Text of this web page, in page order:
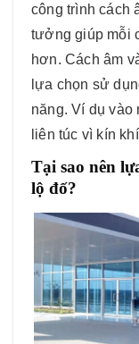
công trình cách
tưởng giúp mỗi
hơn. Cách âm
lựa chọn sử
năng. Ví dụ vào
liên túc vì kín
Tại sao nên
lộ đố?